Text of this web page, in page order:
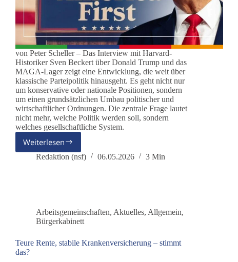
von Peter Scheller – Das Interview mit Harvard-
Historiker Sven Beckert über Donald Trump und das
MAGA-Lager zeigt eine Entwicklung, die weit über
klassische Parteipolitik hinausgeht. Es geht nicht nur
um konservative oder nationale Positionen, sondern
um einen grundsätzlichen Umbau politischer und
wirtschaftlicher Ordnungen. Die zentrale Frage lautet
nicht mehr, welche Politik werden soll, sondern
welches gesellschaftliche System.
Weiterlesen
Zwischen
„America
Redaktion (nsf) 06.05.2026 3 Min
Arbeitsgemeinschaften, Aktuelles, Allgemein,
Bürgerkabinett
Teure Rente, stabile Krankenversicherung – stimmt
das?